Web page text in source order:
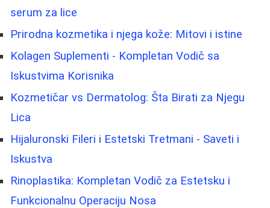
serum za lice
Prirodna kozmetika i njega kože: Mitovi i istine
Kolagen Suplementi - Kompletan Vodič sa
Iskustvima Korisnika
Kozmetičar vs Dermatolog: Šta Birati za Njegu
Lica
Hijaluronski Fileri i Estetski Tretmani - Saveti i
Iskustva
Rinoplastika: Kompletan Vodič za Estetsku i
Funkcionalnu Operaciju Nosa